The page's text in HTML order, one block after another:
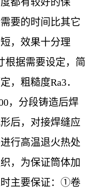
要的时间比其它
，效果十分理
根据需要设定，简
，粗糙度Ra3．
，分段铸造后焊
后，对接焊缝应
行高温退火热处
，为保证筒体加
主要保证：①卷